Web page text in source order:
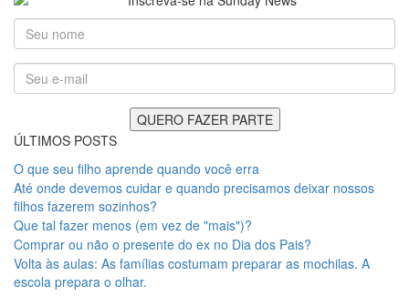
ÚLTIMOS POSTS
O que seu filho aprende quando você erra
Até onde devemos cuidar e quando precisamos deixar nossos
filhos fazerem sozinhos?
Que tal fazer menos (em vez de "mais")?
Comprar ou não o presente do ex no Dia dos Pais?
Volta às aulas: As famílias costumam preparar as mochilas. A
escola prepara o olhar.